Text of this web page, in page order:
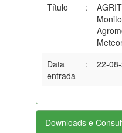
Título :
Data
entrada
: 22-
Downloads e